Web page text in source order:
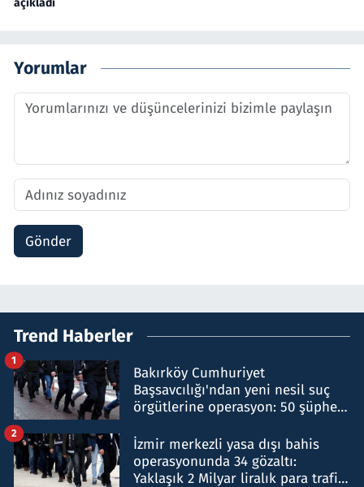
açıkladı
Yorumlar
Gönder
Trend Haberler
Bakırköy Cumhuriyet
Başsavcılığı'ndan yeni nesil suç
örgütlerine operasyon: 50 şüpheli
1
İzmir merkezli yasa dışı bahis
operasyonunda 34 gözaltı:
Yaklaşık 2 Milyar liralık para trafiği
2